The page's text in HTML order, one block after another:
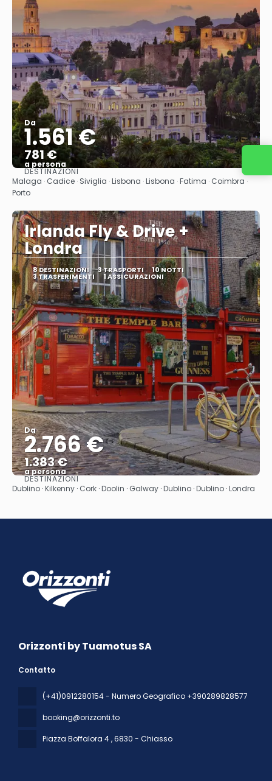
Da
1.561 €
781 €
a persona
Vedere
DESTINAZIONI
Malaga · Cadice · Siviglia · Lisbona · Lisbona · Fatima · Coimbra ·
Porto
Irlanda Fly & Drive +
Londra
8 DESTINAZIONI 3 TRASPORTI 10 NOTTI
3 TRASFERIMENTI 1 ASSICURAZIONI
Da
2.766 €
1.383 €
a persona
Vedere
DESTINAZIONI
Dublino · Kilkenny · Cork · Doolin · Galway · Dublino · Dublino · Londra
Orizzonti by Tuamotus SA
Contatto
(+41)0912280154 - Numero Geografico +390289828577
booking@orizzonti.to
Piazza Boffalora 4, 6830 - Chiasso
Contattaci